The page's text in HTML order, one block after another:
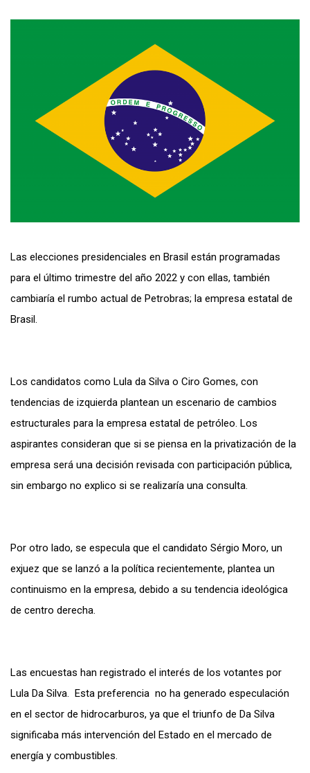
Las elecciones presidenciales en Brasil están programadas
para el último trimestre del año 2022 y con ellas, también
cambiaría el rumbo actual de Petrobras; la empresa estatal de
Brasil.
Los candidatos como Lula da Silva o Ciro Gomes, con
tendencias de izquierda plantean un escenario de cambios
estructurales para la empresa estatal de petróleo. Los
aspirantes consideran que si se piensa en la privatización de la
empresa será una decisión revisada con participación pública,
sin embargo no explico si se realizaría una consulta.
Por otro lado, se especula que el candidato Sérgio Moro, un
exjuez que se lanzó a la política recientemente, plantea un
continuismo en la empresa, debido a su tendencia ideológica
de centro derecha.
Las encuestas han registrado el interés de los votantes por
Lula Da Silva. Esta preferencia no ha generado especulación
en el sector de hidrocarburos, ya que el triunfo de Da Silva
significaba más intervención del Estado en el mercado de
energía y combustibles.